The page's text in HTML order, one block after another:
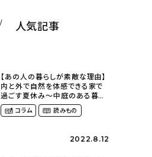
人気記事
【あの人の暮らしが素敵な理由】
内と外で自然を体感できる家で
過ごす夏休み〜中庭のある暮ら
し（yume_2700さん）
コラム 読みもの
2022.8.12